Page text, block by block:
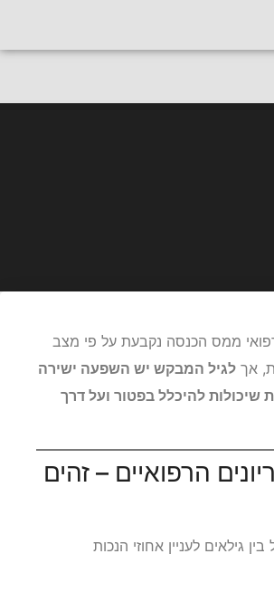
לייעוץ אישי
ממס הכנסה נקבעת על פי מצב
אךלגיל המבקש יש השפעה ישירה
שיכולות להיכלל בפטור ועל דרך
הרפואיים – זהים
גילאים לעניין אחוזי הנכות